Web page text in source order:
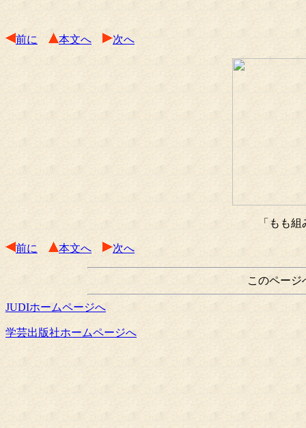
前に 本文へ 次へ
「もも
前に 本文へ 次へ
このページ
JUDIホームページへ
学芸出版社ホームページへ